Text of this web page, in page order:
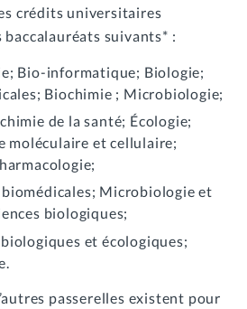
crédits universitaires
baccalauréats suivants* :
Bio-informatique; Biologie;
Biochimie ; Microbiologie;
de la santé; Écologie;
moléculaire et cellulaire;
biomédicales; Microbiologie et
biologiques;
biologiques et écologiques;
passerelles existent pour